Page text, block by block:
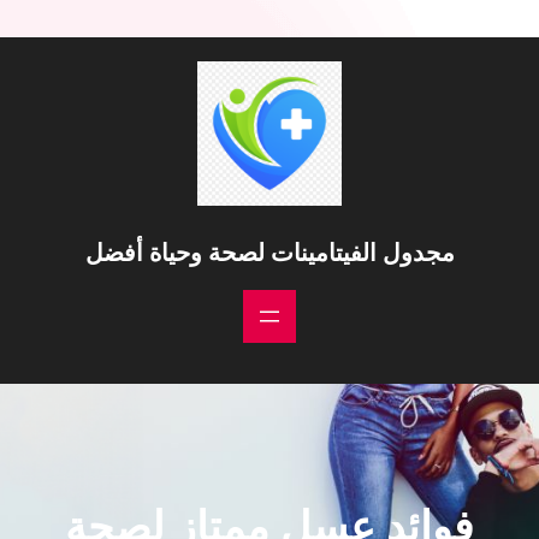
مجدول الفيتامينات لصحة وحياة أفضل
فوائد عسل ممتاز لصحة